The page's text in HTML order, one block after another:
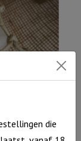
die